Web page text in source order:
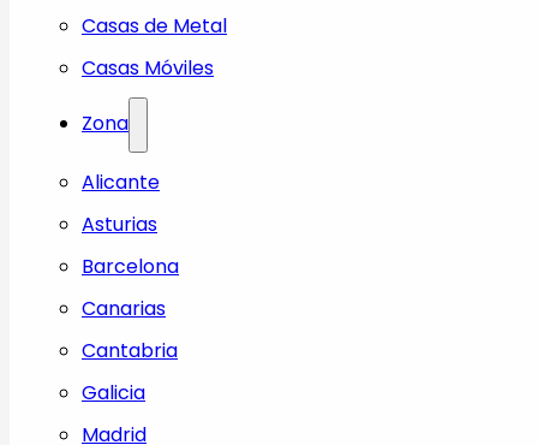
Casas de Metal
Casas Móviles
Zona
Alicante
Asturias
Barcelona
Canarias
Cantabria
Galicia
Madrid